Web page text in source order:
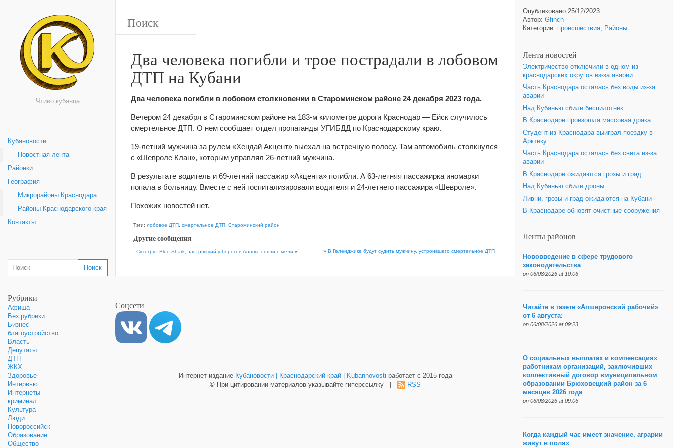
Чтиво кубанца
Кубановости
Новостная лента
Районки
География
Микрорайоны Краснодара
Районы Краснодарского края
Контакты
Рубрики
Афиша
Без рубрики
Бизнес
благоустройство
Власть
Депутаты
ДТП
ЖКХ
Здоровье
Интервью
Интернеты
криминал
Культура
Люди
Новороссийск
Образование
Общество
Два человека погибли и трое пострадали в лобовом
ДТП на Кубани
Два человека погибли в лобовом столкновении в Староминском районе 24 декабря 2023 года.
Вечером 24 декабря в Староминском районе на 183-м километре дороги Краснодар — Ейск случилось
смертельное ДТП. О нем сообщает отдел пропаганды УГИБДД по Краснодарскому краю.
19-летний мужчина за рулем «Хендай Акцент» выехал на встречную полосу. Там автомобиль столкнулся
с «Шевроле Клан», которым управлял 26-летний мужчина.
В результате водитель и 69-летний пассажир «Акцента» погибли. А 63-летняя пассажирка иномарки
попала в больницу. Вместе с ней госпитализировали водителя и 24-летнего пассажира «Шевроле».
Похожих новостей нет.
Тэги: лобовое ДТП смертельное ДТП Староминский район
Другие сообщения
Сухогруз Blue Shark, застрявший у берегов Анапы, сняли с мели « » В Геленджике будут судить мужчину, устроившего смертельное ДТП
Опубликовано 25/12/2023
Автор: Gfinch
Категории: происшествия, Районы
Лента новостей
Электричество отключили в одном из
краснодарских округов из-за аварии
Часть Краснодара осталась без воды из-за
аварии
Над Кубанью сбили беспилотник
В Краснодаре произошла массовая драка
Студент из Краснодара выиграл поездку в
Арктику
Часть Краснодара осталась без света из-за
аварии
В Краснодаре ожидаются грозы и град
Над Кубанью сбили дроны
Ливни, грозы и град ожидаются на Кубани
В Краснодаре обновят очистные сооружения
Ленты районов
Нововведение в сфере трудового
законодательства
on 06/08/2026 at 10:06
Читайте в газете «Апшеронский рабочий»
от 6 августа:
on 06/08/2026 at 09:23
О социальных выплатах и компенсациях
работникам организаций, заключивших
коллективный договор вмуниципальном
образовании Брюховецкий район за 6
месяцев 2026 года
on 06/08/2026 at 09:06
Когда каждый час имеет значение, аграрии
живут в полях
Соцсети
Интернет-издание Кубановости | Краснодарский край | Kubannovosti работает с 2015 года
© При цитировании материалов указывайте гиперссылку | RSS